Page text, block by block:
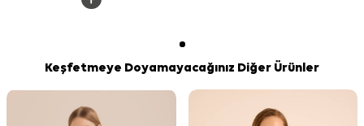
Keşfetmeye Doyamayacağınız Diğer Ürünler